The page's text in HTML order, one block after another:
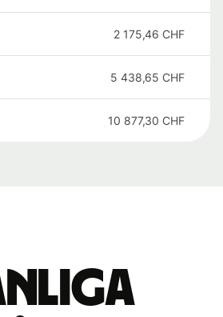
2 175,46 CHF
5 438,65 CHF
10 877,30 CHF